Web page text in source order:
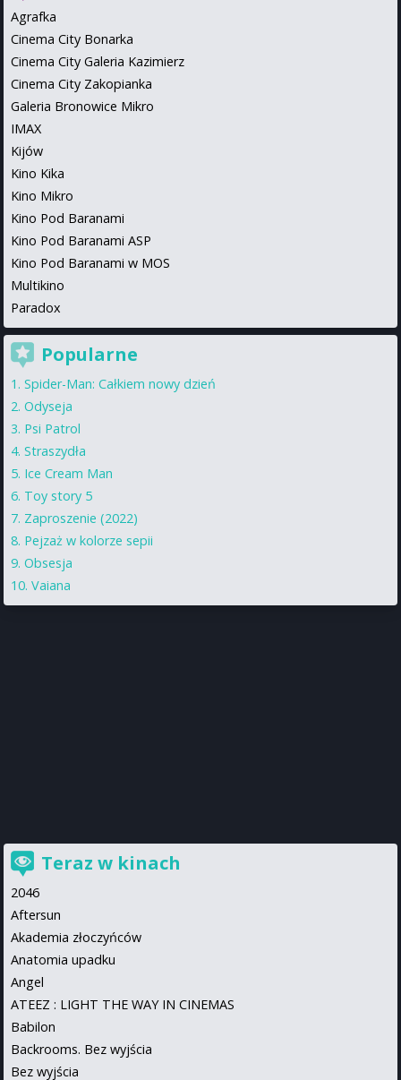
Agrafka
Cinema City Bonarka
Cinema City Galeria Kazimierz
Cinema City Zakopianka
Galeria Bronowice Mikro
IMAX
Kijów
Kino Kika
Kino Mikro
Kino Pod Baranami
Kino Pod Baranami ASP
Kino Pod Baranami w MOS
Multikino
Paradox
Popularne
Spider-Man: Całkiem nowy dzień
Odyseja
Psi Patrol
Straszydła
Ice Cream Man
Toy story 5
Zaproszenie (2022)
Pejzaż w kolorze sepii
Obsesja
Vaiana
Teraz w kinach
2046
Aftersun
Akademia złoczyńców
Anatomia upadku
Angel
ATEEZ : LIGHT THE WAY IN CINEMAS
Babilon
Backrooms. Bez wyjścia
Bez wyjścia